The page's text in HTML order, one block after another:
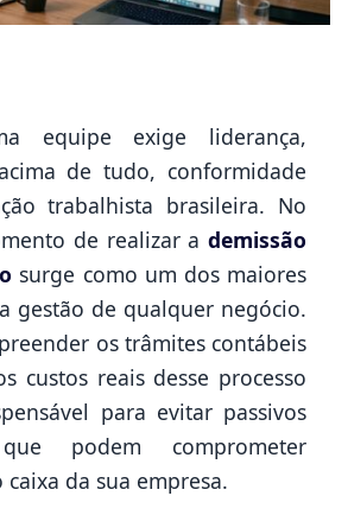
equipe exige liderança,
de tudo, conformidade
trabalhista brasileira. No
de realizar a demissão
surge como um dos maiores
gestão de qualquer negócio.
os trâmites contábeis
custos reais desse processo
para evitar passivos
podem comprometer
caixa da sua empresa.